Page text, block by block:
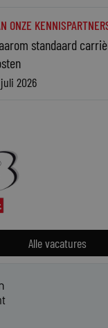
ONZE
standaard
juli 2026
Alle vacatures